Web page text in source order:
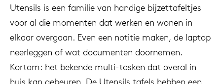
Utensils is een familie van handige bijzettafeltjes
voor al die momenten dat werken en wonen in
elkaar overgaan. Even een notitie maken, de laptop
neerleggen of wat documenten doornemen.
Kortom: het bekende multi-tasken dat overal in
huis kan gebeuren. De Utensils tafels hebben een